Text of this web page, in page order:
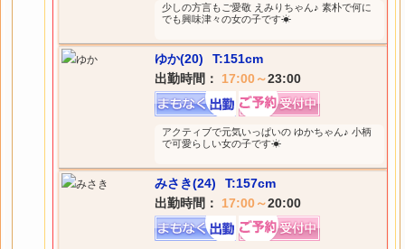
少しの方言もご愛敬 えみりちゃん♪ 素朴で何に
でも興味津々の女の子です☀
ゆか(20)
T:151cm
出勤時間： 17:00～23:00
アクティブで元気いっぱいの ゆかちゃん♪ 小柄
で可愛らしい女の子です☀
みさき(24)
T:157cm
出勤時間： 17:00～20:00